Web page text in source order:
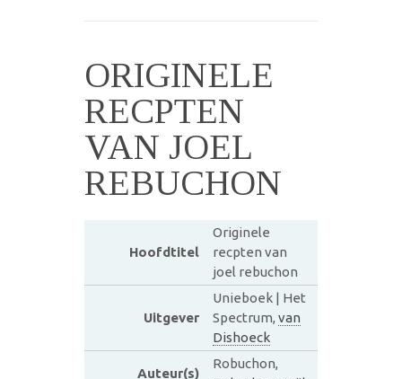
ORIGINELE
RECPTEN
VAN JOEL
REBUCHON
Hoofdtitel
Originele
recpten van
joel rebuchon
Uitgever
Unieboek | Het
Spectrum, van
Dishoeck
Auteur(s)
Robuchon,